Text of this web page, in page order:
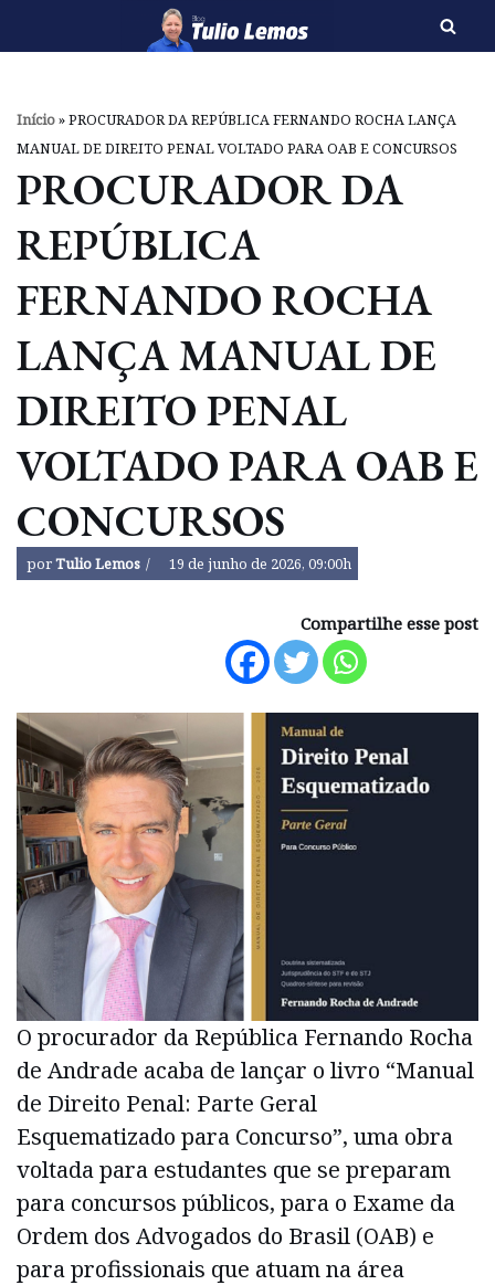
o
conteúdo
Início»PROCURADOR DA REPÚBLICA FERNANDO ROCHA LANÇA
MANUAL DE DIREITO PENAL VOLTADO PARA OAB E CONCURSOS
PROCURADOR DA
REPÚBLICA
FERNANDO ROCHA
LANÇA MANUAL DE
DIREITO PENAL
VOLTADO PARA OAB E
CONCURSOS
porTulio Lemos 19 de junho de 2026, 09:00h
Compartilhe esse post
O procurador da República Fernando Rocha
de Andrade acaba de lançar o livro “Manual
de Direito Penal: Parte Geral
Esquematizado para Concurso”, uma obra
voltada para estudantes que se preparam
para concursos públicos, para o Exame da
Ordem dos Advogados do Brasil (OAB) e
para profissionais que atuam na área